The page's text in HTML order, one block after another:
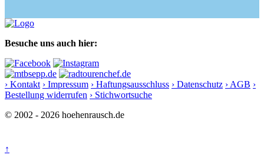
Besuche uns auch hier:
› Kontakt › Impressum › Haftungsausschluss › Datenschutz › AGB ›
Bestellung widerrufen › Stichwortsuche
© 2002 - 2026 hoehenrausch.de
↑